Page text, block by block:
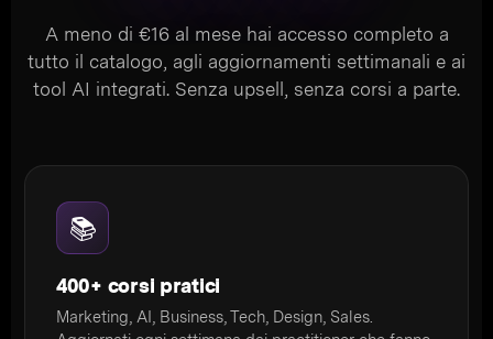
A meno di €16 al mese hai accesso completo a
tutto il catalogo, agli aggiornamenti settimanali e ai
tool AI integrati. Senza upsell, senza corsi a parte.
📚
400+ corsi pratici
Marketing, AI, Business, Tech, Design, Sales.